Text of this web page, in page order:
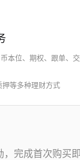
本位、期权、跟单、
等多种理财方式
，完成首次购买